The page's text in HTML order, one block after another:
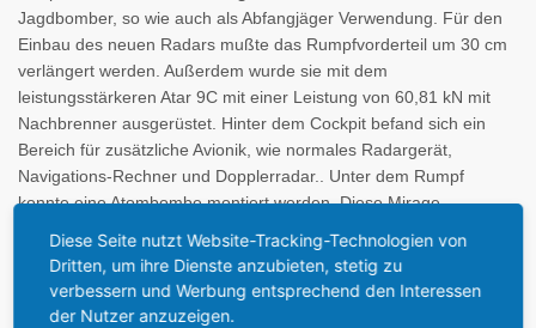
Jagdbomber, so wie auch als Abfangjäger Verwendung. Für den
Einbau des neuen Radars mußte das Rumpfvorderteil um 30 cm
verlängert werden. Außerdem wurde sie mit dem
leistungsstärkeren Atar 9C mit einer Leistung von 60,81 kN mit
Nachbrenner ausgerüstet. Hinter dem Cockpit befand sich ein
Bereich für zusätzliche Avionik, wie normales Radargerät,
Navigations-Rechner und Dopplerradar.. Unter dem Rumpf
konnte eine Atombombe montiert werden. Diese Mirage
Einsatzflugzeuge wurden im April 1965 übergeben.
Mirage III-Oist eine in Australien in Lizenz hergestellte III-E.
Diese Seite nutzt Website-Tracking-Technologien von
Dritten, um ihre Dienste anzubieten, stetig zu
verbessern und Werbung entsprechend den Interessen
der Nutzer anzuzeigen.